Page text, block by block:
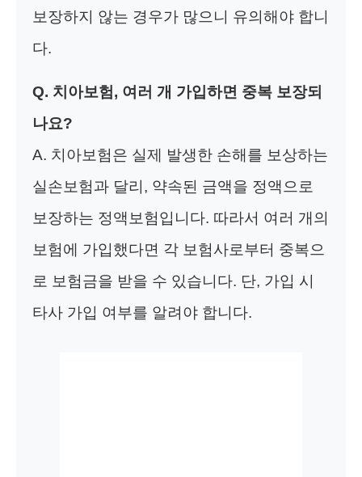
보장하지 않는 경우가 많으니 유의해야 합니
다.
Q. 치아보험, 여러 개 가입하면 중복 보장되
나요?
A. 치아보험은 실제 발생한 손해를 보상하는
실손보험과 달리, 약속된 금액을 정액으로
보장하는 정액보험입니다. 따라서 여러 개의
보험에 가입했다면 각 보험사로부터 중복으
로 보험금을 받을 수 있습니다. 단, 가입 시
타사 가입 여부를 알려야 합니다.